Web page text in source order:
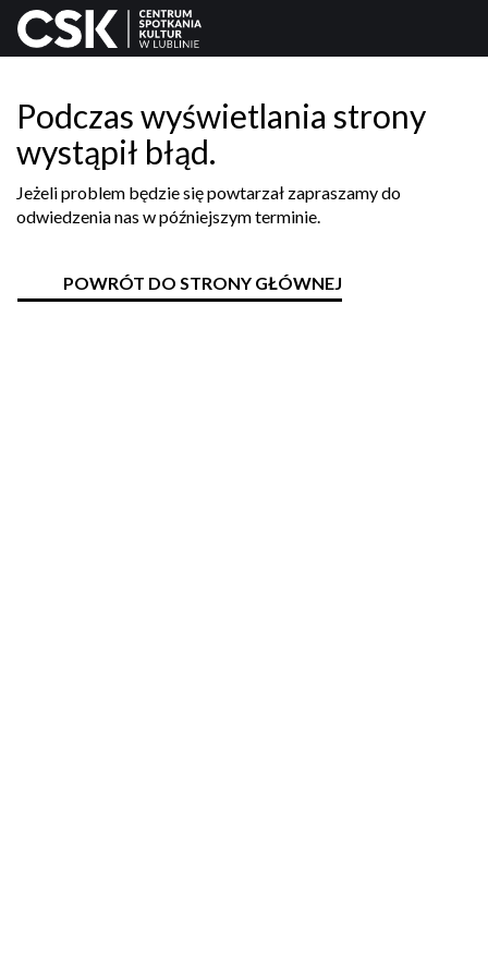
Podczas wyświetlania strony
wystąpił błąd.
Jeżeli problem będzie się powtarzał zapraszamy do
odwiedzenia nas w późniejszym terminie.
POWRÓT DO STRONY GŁÓWNEJ